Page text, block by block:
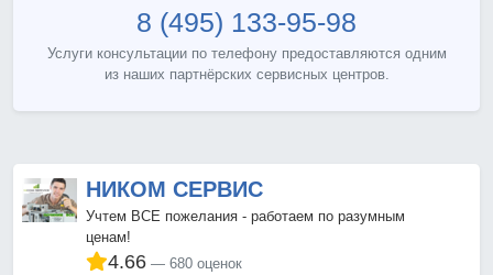
8 (495) 133-95-98
Услуги консультации по телефону предоставляются одним
из наших партнёрских сервисных центров.
НИКОМ СЕРВИС
Учтем ВСЕ пожелания - работаем по разумным
ценам!
4.66 680 оценок